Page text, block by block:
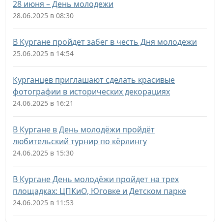
28 июня – День молодежи
28.06.2025 в 08:30
В Кургане пройдет забег в честь Дня молодежи
25.06.2025 в 14:54
Курганцев приглашают сделать красивые
фотографии в исторических декорациях
24.06.2025 в 16:21
В Кургане в День молодёжи пройдёт
любительский турнир по кёрлингу
24.06.2025 в 15:30
В Кургане День молодёжи пройдет на трех
площадках: ЦПКиО, Юговке и Детском парке
24.06.2025 в 11:53